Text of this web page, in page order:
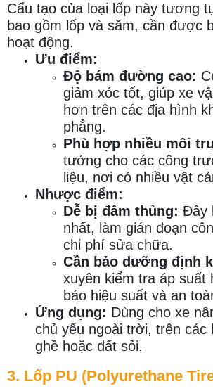
Cấu tạo của loại lốp này tương
bao gồm lốp và săm, cần được
hoạt động.
Ưu điểm:
Độ bám đường cao:
giảm xóc tốt, giúp xe
hơn trên các địa hình
phẳng.
Phù hợp nhiều môi
tưởng cho các công
liệu, nơi có nhiều vật
Nhược điểm:
Dễ bị đâm thủng: Đây
nhất, làm gián đoạn
chi phí sửa chữa.
Cần bảo dưỡng định
xuyên kiểm tra áp suất
bảo hiệu suất và an
Ứng dụng: Dùng cho xe
chủ yếu ngoài trời, trên các
ghề hoặc đất sỏi.
3. Lốp PU (Polyurethane